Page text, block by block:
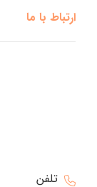
ارتباط با ما
تلفن